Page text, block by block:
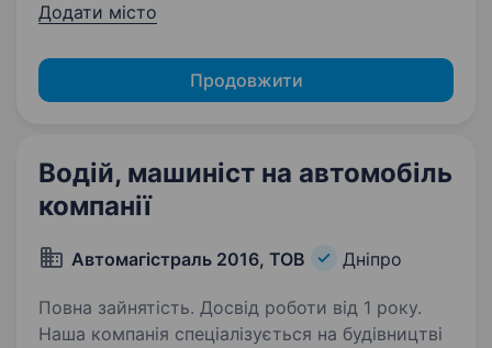
Додати місто
Продовжити
Водій, машиніст на автомобіль
компанії
Автомагістраль 2016, ТОВ Дніпро
Повна зайнятість. Досвід роботи від 1 року.
Наша компанія спеціалізується на будівництві